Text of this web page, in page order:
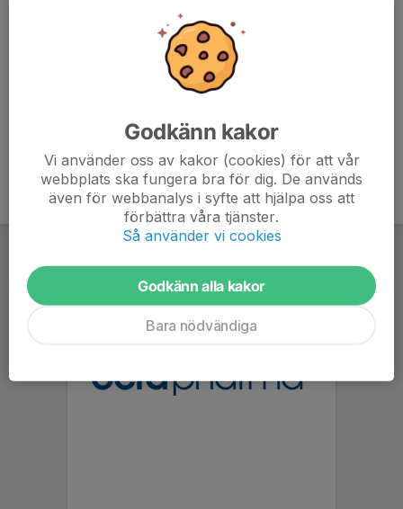
Godkänn kakor
Vi använder oss av kakor (cookies) för att vår
webbplats ska fungera bra för dig. De används
även för webbanalys i syfte att hjälpa oss att
förbättra våra tjänster.
Så använder vi cookies
Godkänn alla kakor
Bara nödvändiga